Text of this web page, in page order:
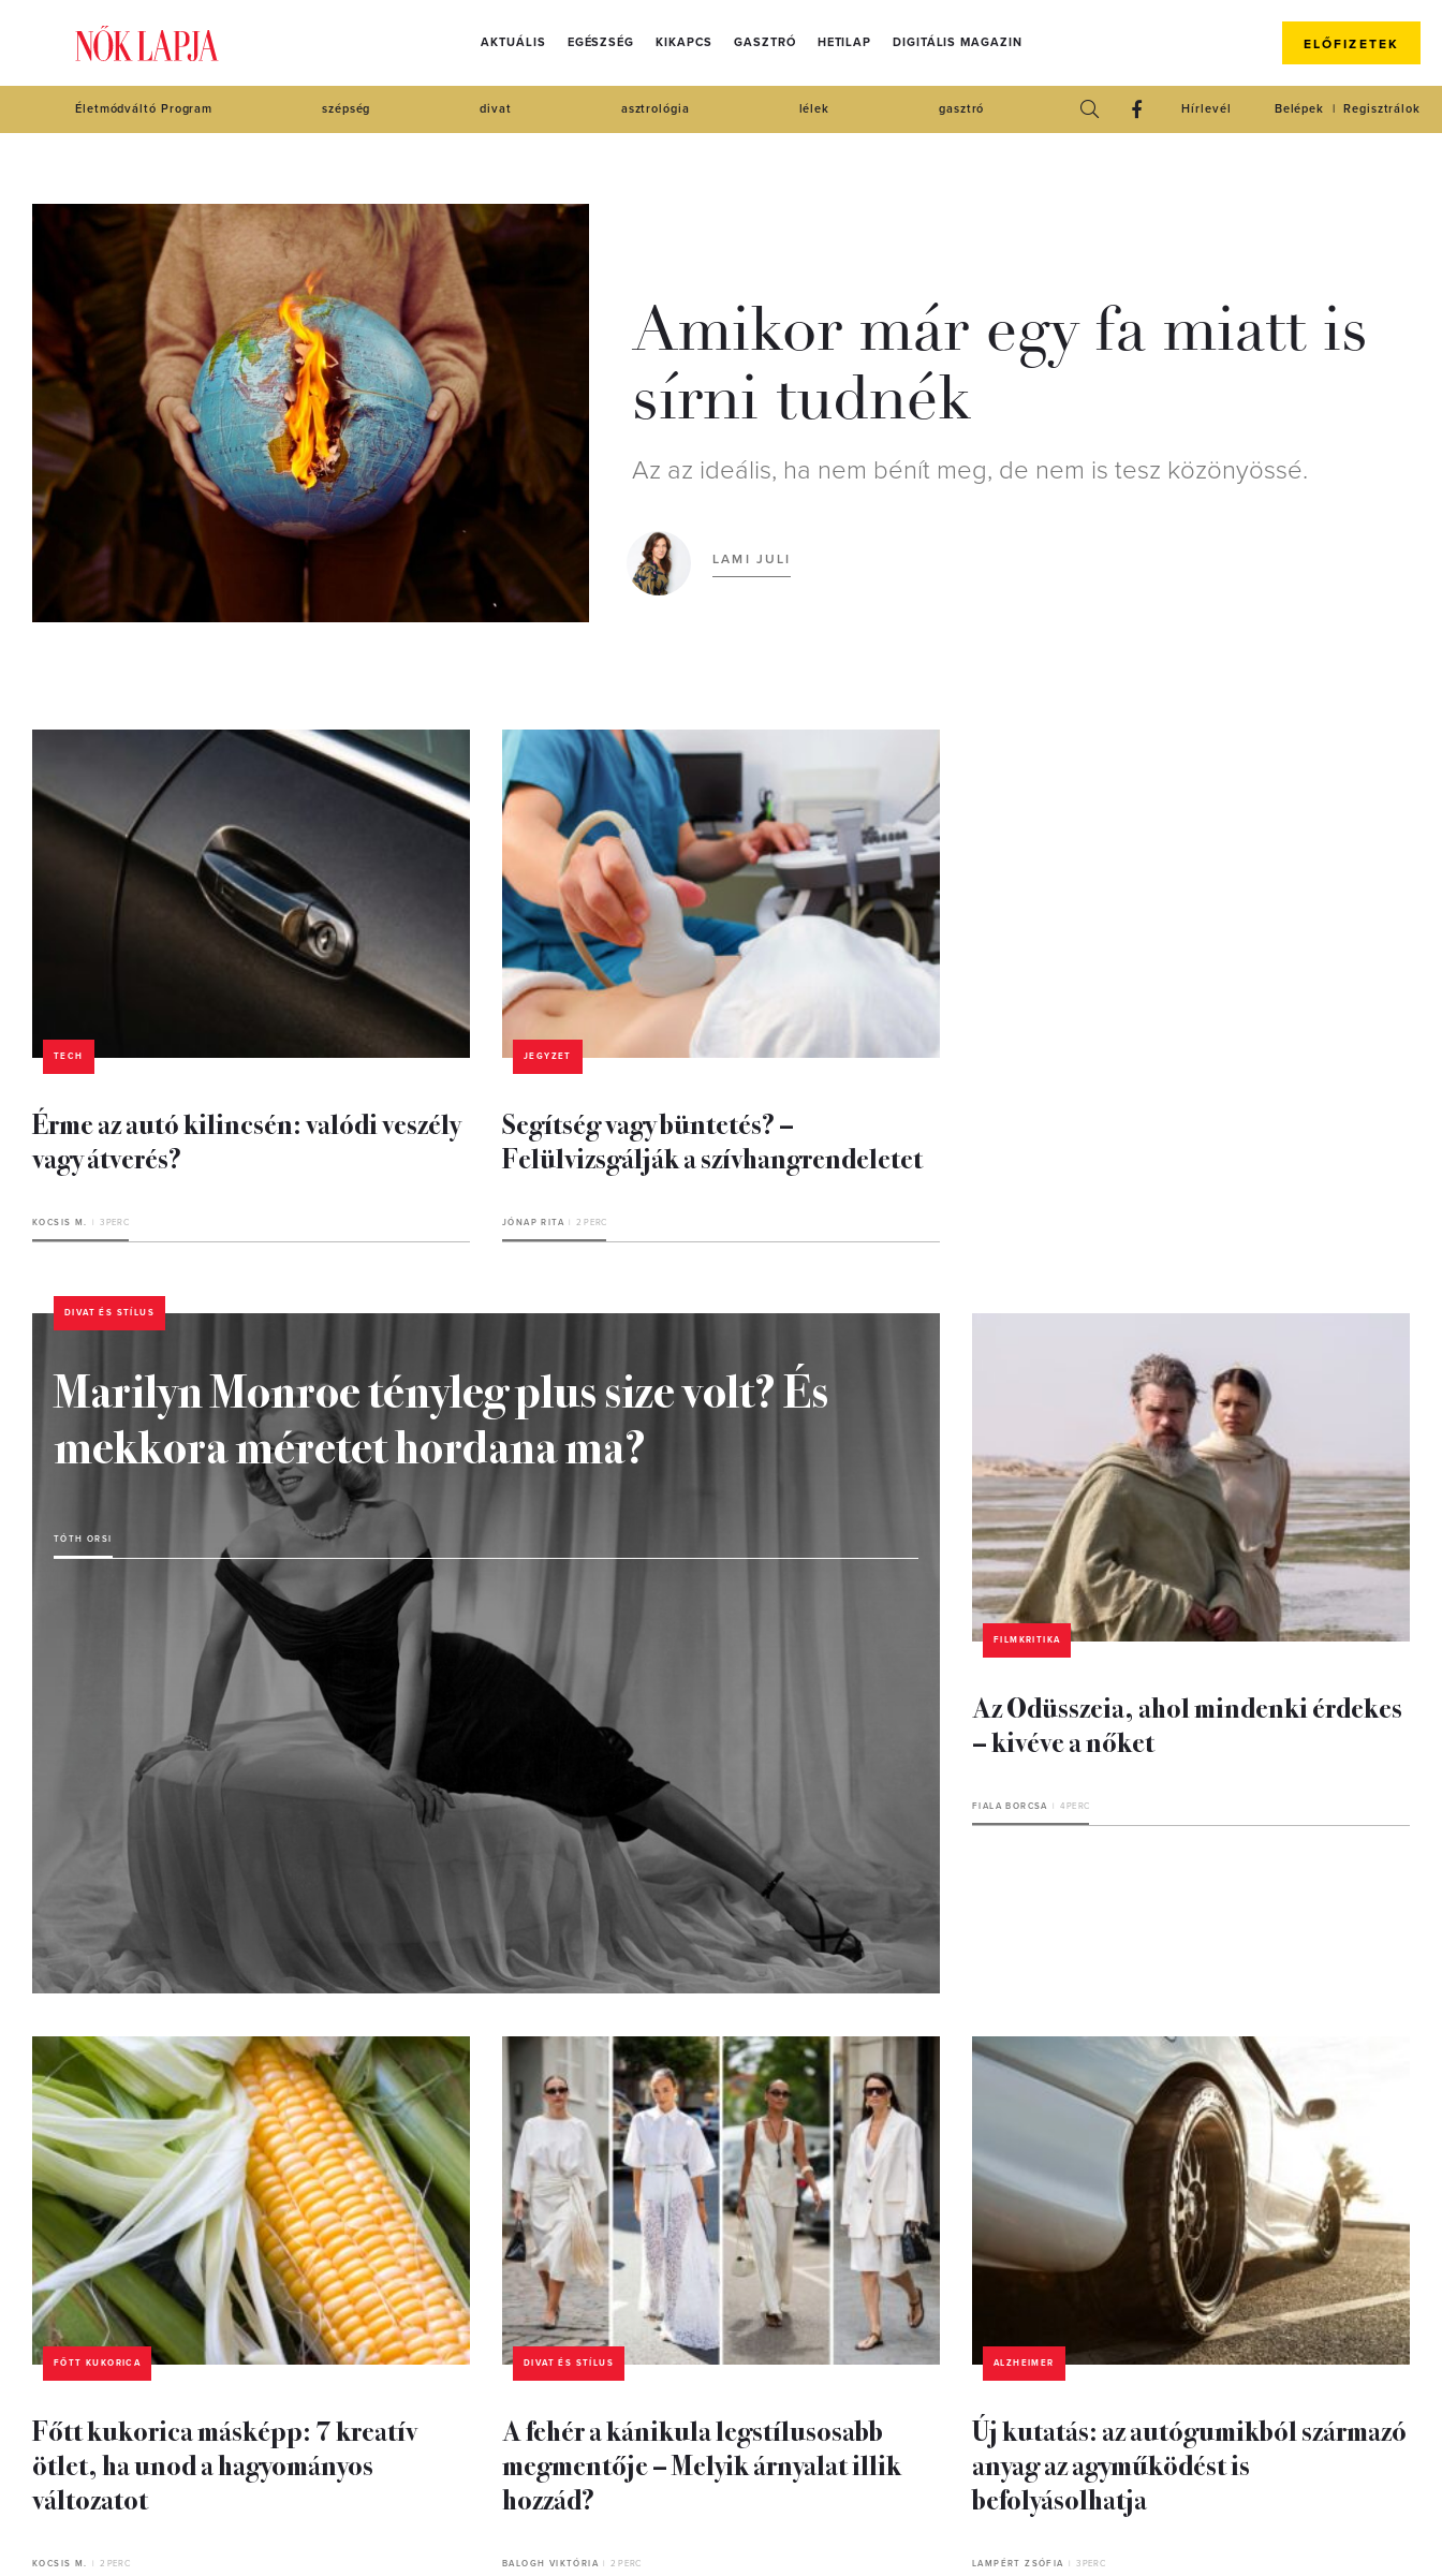
AKTUÁLIS EGÉSZSÉG KIKAPCS GASZTRÓ HETILAP DIGITÁLIS MAGAZIN ELŐFIZETEK
Életmódváltó Program szépség divat asztrológia lélek gasztró Regisztrálok
Belépek
Hírlevél
Amikor már egy fa miatt is
sírni tudnék
Az az ideális, ha nem bénít meg, de nem is tesz közönyössé.
LAMI JULI
TECH
Érme az autó kilincsén: valódi veszély
vagy átverés?
KOCSIS M. 3 PERC
JEGYZET
Segítség vagy büntetés? –
Felülvizsgálják a szívhangrendeletet
JÓNAP RITA 2 PERC
DIVAT ÉS STÍLUS
Marilyn Monroe tényleg plus size volt? És
mekkora méretet hordana ma?
TÓTH ORSI
FILMKRITIKA
Az Odüsszeia, ahol mindenki érdekes
– kivéve a nőket
FIALA BORCSA 4 PERC
FŐTT KUKORICA
Főtt kukorica másképp: 7 kreatív
ötlet, ha unod a hagyományos
változatot
KOCSIS M. 2 PERC
DIVAT ÉS STÍLUS
A fehér a kánikula legstílusosabb
megmentője – Melyik árnyalat illik
hozzád?
BALOGH VIKTÓRIA 2 PERC
ALZHEIMER
Új kutatás: az autógumikból származó
anyag az agyműködést is
befolyásolhatja
LAMPÉRT ZSÓFIA 3 PERC